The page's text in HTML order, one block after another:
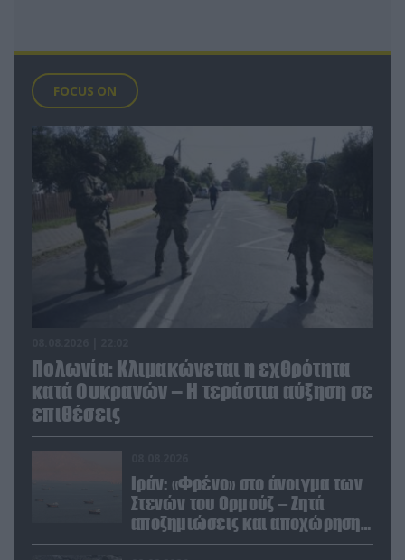
FOCUS ON
Πολωνία: Κλιμακώνεται η εχθρότητα
κατά Ουκρανών – Η τεράστια αύξηση σε
επιθέσεις
Ιράν: «Φρένο» στο άνοιγμα των
Στενών του Ορμούζ – Ζητά
αποζημιώσεις και αποχώρηση
των ΗΠΑ